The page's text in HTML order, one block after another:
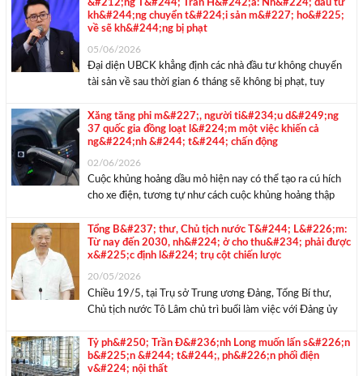
&#212;ng T&#244; Trần H&#242;a: Nh&#224; đầu tư
kh&#244;ng chuyển t&#224;i sản m&#227; ho&#225;
về sẽ kh&#244;ng bị phạt
05/06/2026
Đại diện UBCK khẳng định các nhà đầu tư không chuyển
tài sản về sau thời gian 6 tháng sẽ không bị phạt, tuy
qua các tổ chức cung cấp dịch vụ ...
Xăng tăng phi m&#227;, người ti&#234;u d&#249;ng
37 quốc gia đồng loạt l&#224;m một việc khiến cả
ng&#224;nh &#244; t&#244; chấn động
02/06/2026
Cuộc khủng hoảng dầu mỏ hiện nay có thể tạo ra cú hích
cho xe điện, tương tự như cách cuộc khủng hoảng thập
nhiên liệu của Nhật Bản. Trong tháng 3 ...
Tổng B&#237; thư, Chủ tịch nước T&#244; L&#226;m:
Từ nay đến 2030, nh&#224; ở cho thu&#234; phải được
x&#225;c định l&#224; trụ cột chiến lược
20/05/2026
Chiều 19/5, tại Trụ sở Trung ương Đảng, Tổng Bí thư,
Chủ tịch nước Tô Lâm chủ trì buổi làm việc với Đảng ủy
khai thực hiện Chỉ thị số 34-CT/TW. Tổng ...
Tỷ ph&#250; Trần Đ&#236;nh Long muốn lấn s&#226;n
b&#225;n &#244; t&#244;, ph&#226;n phối điện
v&#224; nội thất